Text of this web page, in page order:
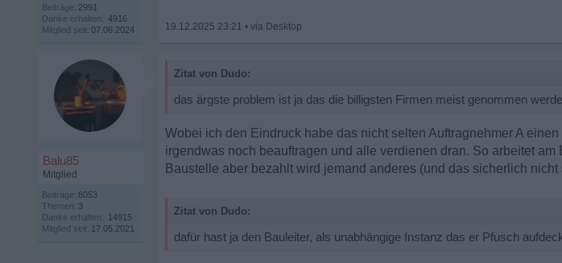
Beiträge: 2991
Danke erhalten: 4916
Mitglied seit: 07.06.2024 19.12.2025 23:21 •
Balu85
Mitglied
Beiträge: 8053
Themen: 3
Danke erhalten: 14915
Mitglied seit: 17.05.2021
Zitat von Dudo:
das ärgste problem ist ja das die billigsten Firmen meist genommen
Wobei ich den Eindruck habe das nicht selten Auftragnehmer A
irgendwas noch beauftragen und alle verdienen dran. So arbeitet
Baustelle aber bezahlt wird jemand anderes (und das sicherlich nicht
Zitat von Dudo:
dafür hast ja den Bauleiter, als unabhängige Instanz das er Pfusch